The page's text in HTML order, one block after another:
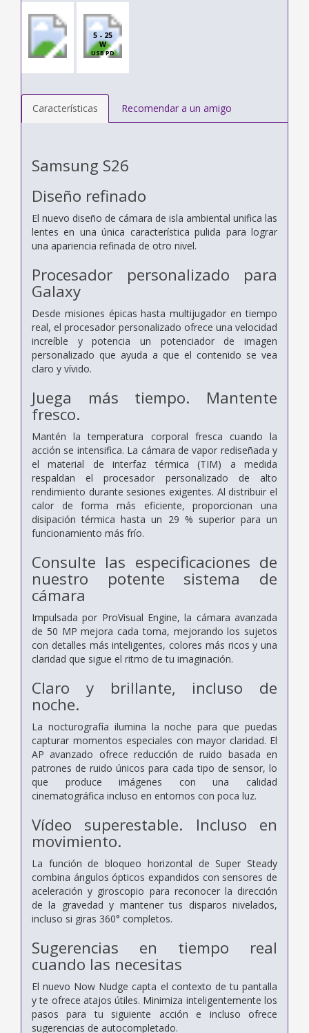
5 - 25
W
USB PD
Características Recomendar a un amigo
Samsung S26
Diseño refinado
El nuevo diseño de cámara de isla ambiental unifica las
lentes en una única característica pulida para lograr
una apariencia refinada de otro nivel.
Procesador personalizado para
Galaxy
Desde misiones épicas hasta multijugador en tiempo
real, el procesador personalizado ofrece una velocidad
increíble y potencia un potenciador de imagen
personalizado que ayuda a que el contenido se vea
claro y vívido.
Juega más tiempo. Mantente
fresco.
Mantén la temperatura corporal fresca cuando la
acción se intensifica. La cámara de vapor rediseñada y
el material de interfaz térmica (TIM) a medida
respaldan el procesador personalizado de alto
rendimiento durante sesiones exigentes. Al distribuir el
calor de forma más eficiente, proporcionan una
disipación térmica hasta un 29 % superior para un
funcionamiento más frío.
Consulte las especificaciones de
nuestro potente sistema de
cámara
Impulsada por ProVisual Engine, la cámara avanzada
de 50 MP mejora cada toma, mejorando los sujetos
con detalles más inteligentes, colores más ricos y una
claridad que sigue el ritmo de tu imaginación.
Claro y brillante, incluso de
noche.
La nocturografía ilumina la noche para que puedas
capturar momentos especiales con mayor claridad. El
AP avanzado ofrece reducción de ruido basada en
patrones de ruido únicos para cada tipo de sensor, lo
que produce imágenes con una calidad
cinematográfica incluso en entornos con poca luz.
Vídeo superestable. Incluso en
movimiento.
La función de bloqueo horizontal de Super Steady
combina ángulos ópticos expandidos con sensores de
aceleración y giroscopio para reconocer la dirección
de la gravedad y mantener tus disparos nivelados,
incluso si giras 360° completos.
Sugerencias en tiempo real
cuando las necesitas
El nuevo Now Nudge capta el contexto de tu pantalla
y te ofrece atajos útiles. Minimiza inteligentemente los
pasos para tu siguiente acción e incluso ofrece
sugerencias de autocompletado.